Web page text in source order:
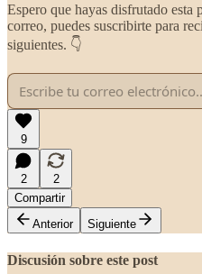
Espero que hayas disfrutado esta
correo, puedes suscribirte para
siguientes. 👇
9
2
2
Compartir
Anterior
Siguiente
Discusión sobre este post